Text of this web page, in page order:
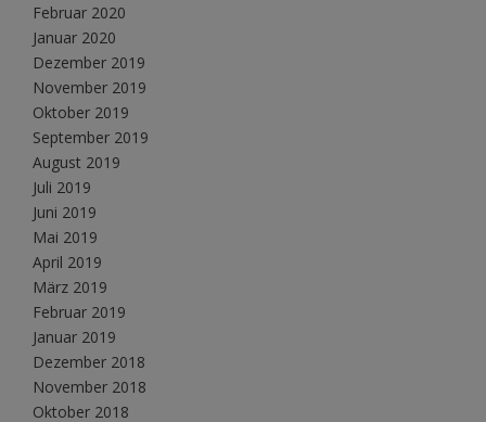
Februar 2020
Januar 2020
Dezember 2019
November 2019
Oktober 2019
September 2019
August 2019
Juli 2019
Juni 2019
Mai 2019
April 2019
März 2019
Februar 2019
Januar 2019
Dezember 2018
November 2018
Oktober 2018